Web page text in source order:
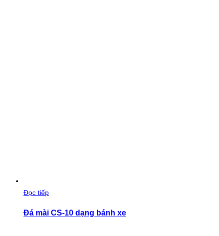
Đọc tiếp
Đá mài CS-10 dạng bánh xe